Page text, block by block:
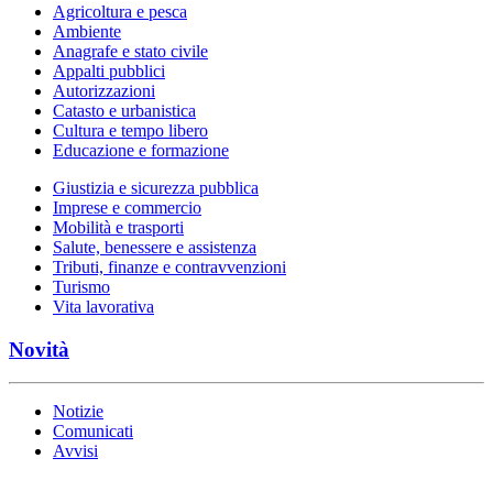
Agricoltura e pesca
Ambiente
Anagrafe e stato civile
Appalti pubblici
Autorizzazioni
Catasto e urbanistica
Cultura e tempo libero
Educazione e formazione
Giustizia e sicurezza pubblica
Imprese e commercio
Mobilità e trasporti
Salute, benessere e assistenza
Tributi, finanze e contravvenzioni
Turismo
Vita lavorativa
Novità
Notizie
Comunicati
Avvisi